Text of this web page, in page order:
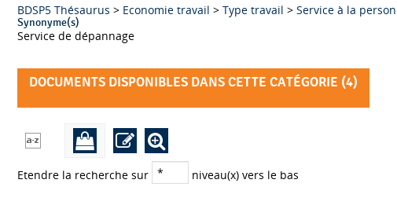
BDSP5 Thésaurus > Economie travail > Type travail > Service à la
Synonyme(s)
Service de dépannage
DOCUMENTS DISPONIBLES DANS CETTE CATÉGORIE (4)
Etendre la recherche sur niveau(x) vers le bas